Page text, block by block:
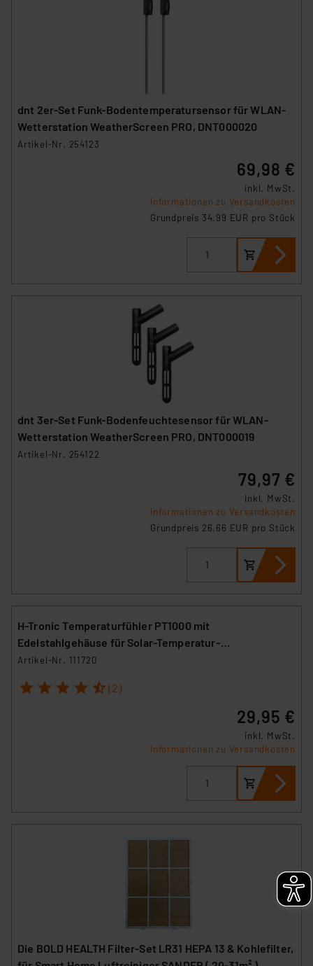
dnt 2er-Set Funk-Bodentemperatursensor für WLAN-
Wetterstation WeatherScreen PRO, DNT000020
Artikel-Nr. 254123
69,98 €
inkl. MwSt.
Informationen zu Versandkosten
Grundpreis 34.99 EUR pro Stück
dnt 3er-Set Funk-Bodenfeuchtesensor für WLAN-
Wetterstation WeatherScreen PRO, DNT000019
Artikel-Nr. 254122
79,97 €
inkl. MwSt.
Informationen zu Versandkosten
Grundpreis 26.66 EUR pro Stück
H-Tronic Temperaturfühler PT1000 mit
Edelstahlgehäuse für Solar-Temperatur-
Differenzregler TDR2004
Artikel-Nr. 111720
1 2 3 4 5 (2)
29,95 €
inkl. MwSt.
Informationen zu Versandkosten
Die BOLD HEALTH Filter-Set LR31 HEPA 13 & Kohlefilter,